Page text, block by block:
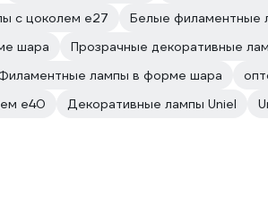
с цоколем e27 Белые филаментные
шара Прозрачные декоративные
лампы в форме шара
e40 Декоративные лампы Uniel